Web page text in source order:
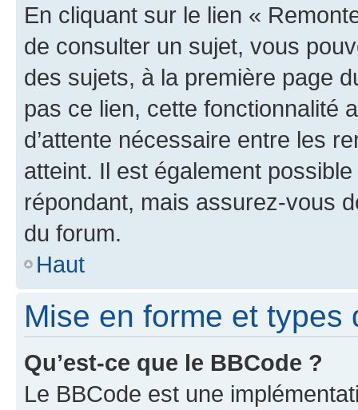
En cliquant sur le lien «
de consulter un sujet, vous
des sujets, à la première page
pas ce lien, cette fonctionnalité
d’attente nécessaire entre les
atteint. Il est également
répondant, mais assurez-vous
du forum.
Haut
Mise en forme et types
Qu’est-ce que le BBCode ?
Le BBCode est une